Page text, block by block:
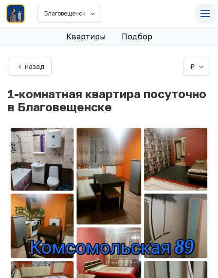
Благовещенск
Квартиры Подбор
назад ₽
1-комнатная квартира посуточно
в Благовещенске